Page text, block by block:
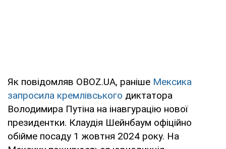
Як повідомляв OBOZ.UA, раніше Мексика
запросила кремлівського диктатора
Володимира Путіна на інавгурацію нової
президентки. Клаудія Шейнбаум офіційно
обійме посаду 1 жовтня 2024 року. На